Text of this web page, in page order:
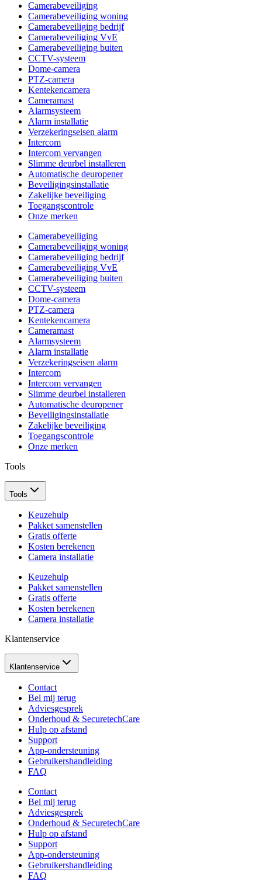
Camerabeveiliging
Camerabeveiliging woning
Camerabeveiliging bedrijf
Camerabeveiliging VvE
Camerabeveiliging buiten
CCTV-systeem
Dome-camera
PTZ-camera
Kentekencamera
Cameramast
Alarmsysteem
Alarm installatie
Verzekeringseisen alarm
Intercom
Intercom vervangen
Slimme deurbel installeren
Automatische deuropener
Beveiligingsinstallatie
Zakelijke beveiliging
Toegangscontrole
Onze merken
Camerabeveiliging
Camerabeveiliging woning
Camerabeveiliging bedrijf
Camerabeveiliging VvE
Camerabeveiliging buiten
CCTV-systeem
Dome-camera
PTZ-camera
Kentekencamera
Cameramast
Alarmsysteem
Alarm installatie
Verzekeringseisen alarm
Intercom
Intercom vervangen
Slimme deurbel installeren
Automatische deuropener
Beveiligingsinstallatie
Zakelijke beveiliging
Toegangscontrole
Onze merken
Tools
Tools
Keuzehulp
Pakket samenstellen
Gratis offerte
Kosten berekenen
Camera installatie
Keuzehulp
Pakket samenstellen
Gratis offerte
Kosten berekenen
Camera installatie
Klantenservice
Klantenservice
Contact
Bel mij terug
Adviesgesprek
Onderhoud & SecuretechCare
Hulp op afstand
Support
App-ondersteuning
Gebruikershandleiding
FAQ
Contact
Bel mij terug
Adviesgesprek
Onderhoud & SecuretechCare
Hulp op afstand
Support
App-ondersteuning
Gebruikershandleiding
FAQ